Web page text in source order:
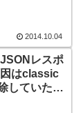
2014.10.04
レスポ
はclassic
していたか